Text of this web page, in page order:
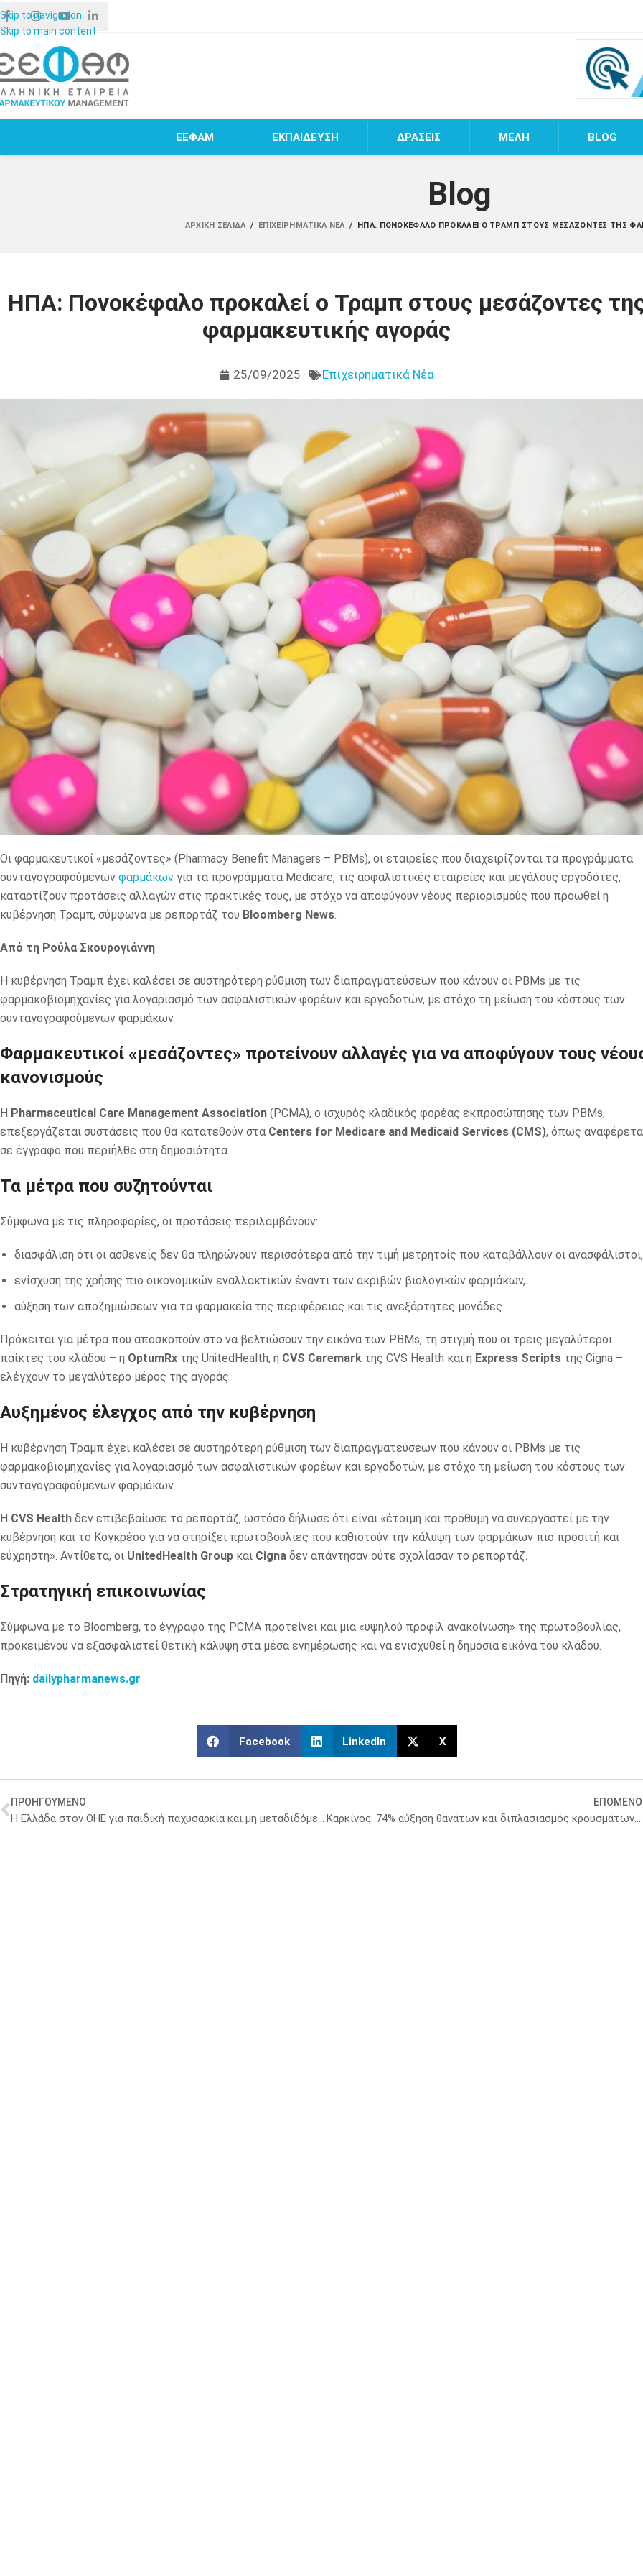
Skip to navigation
Skip to main content
ΕΕΦΑΜ ΕΚΠΑΙΔΕΥΣΗ ΔΡΑΣΕΙΣ MEΛΗ BLOG
Blog
ΑΡΧΙΚΉ ΣΕΛΊΔΑ / ΕΠΙΧΕΙΡΗΜΑΤΙΚΆ ΝΈΑ / ΗΠΑ: ΠΟΝΟΚΈΦΑΛΟ ΠΡΟΚΑΛΕΊ Ο ΤΡΑΜΠ ΣΤΟΥΣ ΜΕΣΆΖΟΝΤΕΣ ΤΗΣ
ΗΠΑ: Πονοκέφαλο προκαλεί ο Τραμπ στους μεσάζοντες
φαρμακευτικής αγοράς
25/09/2025 Επιχειρηματικά Νέα
Οι φαρμακευτικοί «μεσάζοντες» (Pharmacy Benefit Managers – PBMs), οι εταιρείες που διαχειρίζονται τα προγράμματα
συνταγογραφούμενων φαρμάκων για τα προγράμματα Medicare, τις ασφαλιστικές εταιρείες και μεγάλους εργοδότες,
καταρτίζουν προτάσεις αλλαγών στις πρακτικές τους, με στόχο να αποφύγουν νέους περιορισμούς που προωθεί η
κυβέρνηση Τραμπ, σύμφωνα με ρεπορτάζ του Bloomberg News.
Από τη Ρούλα Σκουρογιάννη
Η κυβέρνηση Τραμπ έχει καλέσει σε αυστηρότερη ρύθμιση των διαπραγματεύσεων που κάνουν οι PBMs με τις
φαρμακοβιομηχανίες για λογαριασμό των ασφαλιστικών φορέων και εργοδοτών, με στόχο τη μείωση του κόστους των
συνταγογραφούμενων φαρμάκων.
Φαρμακευτικοί «μεσάζοντες» προτείνουν αλλαγές για να αποφύγουν τους
κανονισμούς
Η Pharmaceutical Care Management Association (PCMA), ο ισχυρός κλαδικός φορέας εκπροσώπησης των PBMs,
επεξεργάζεται συστάσεις που θα κατατεθούν στα Centers for Medicare and Medicaid Services (CMS), όπως
σε έγγραφο που περιήλθε στη δημοσιότητα.
Τα μέτρα που συζητούνται
Σύμφωνα με τις πληροφορίες, οι προτάσεις περιλαμβάνουν:
διασφάλιση ότι οι ασθενείς δεν θα πληρώνουν περισσότερα από την τιμή μετρητοίς που καταβάλλουν οι ανασφάλιστοι,
ενίσχυση της χρήσης πιο οικονομικών εναλλακτικών έναντι των ακριβών βιολογικών φαρμάκων,
αύξηση των αποζημιώσεων για τα φαρμακεία της περιφέρειας και τις ανεξάρτητες μονάδες.
Πρόκειται για μέτρα που αποσκοπούν στο να βελτιώσουν την εικόνα των PBMs, τη στιγμή που οι τρεις μεγαλύτεροι
παίκτες του κλάδου – η OptumRx της UnitedHealth, η CVS Caremark της CVS Health και η Express Scripts της Cigna –
ελέγχουν το μεγαλύτερο μέρος της αγοράς.
Αυξημένος έλεγχος από την κυβέρνηση
Η κυβέρνηση Τραμπ έχει καλέσει σε αυστηρότερη ρύθμιση των διαπραγματεύσεων που κάνουν οι PBMs με τις
φαρμακοβιομηχανίες για λογαριασμό των ασφαλιστικών φορέων και εργοδοτών, με στόχο τη μείωση του κόστους των
συνταγογραφούμενων φαρμάκων.
Η CVS Health δεν επιβεβαίωσε το ρεπορτάζ, ωστόσο δήλωσε ότι είναι «έτοιμη και πρόθυμη να συνεργαστεί με την
κυβέρνηση και το Κογκρέσο για να στηρίξει πρωτοβουλίες που καθιστούν την κάλυψη των φαρμάκων πιο προσιτή και
εύχρηστη». Αντίθετα, οι UnitedHealth Group και Cigna δεν απάντησαν ούτε σχολίασαν το ρεπορτάζ.
Στρατηγική επικοινωνίας
Σύμφωνα με το Bloomberg, το έγγραφο της PCMA προτείνει και μια «υψηλού προφίλ ανακοίνωση» της πρωτοβουλίας,
προκειμένου να εξασφαλιστεί θετική κάλυψη στα μέσα ενημέρωσης και να ενισχυθεί η δημόσια εικόνα του κλάδου.
Πηγή: dailypharmanews.gr
Facebook LinkedIn X
ΠΡΟΗΓΟΥΜΕΝΟ
Η Ελλάδα στον ΟΗΕ για παιδική παχυσαρκία και μη μεταδιδόμενα νοσήματα – Διεθνής αναγνώριση των δράσεων
ΕΠΟΜΕΝΟ
Καρκίνος: 74% αύξηση θανάτων και διπλασιασμός κρουσμάτων παγκοσμίως από το ’90 – Lancet